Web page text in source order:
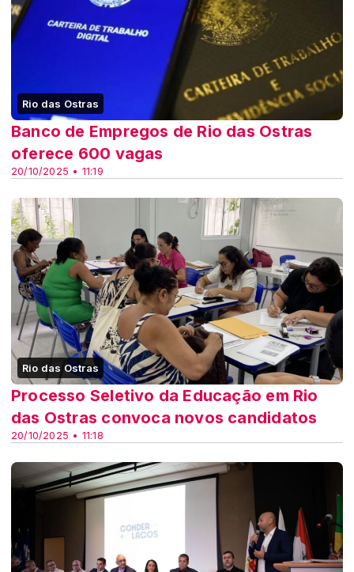
Rio das Ostras
20/10/2025 • 11:19
Banco de Empregos de Rio das Ostras
oferece 600 vagas
Rio das Ostras
20/10/2025 • 11:18
Processo Seletivo da Educação em Rio
das Ostras convoca novos candidatos